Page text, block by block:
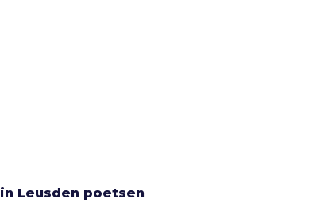
in Leusden poetsen